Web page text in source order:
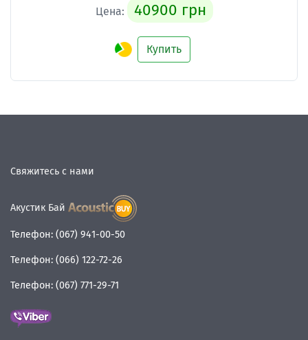
Цена: 40900 грн
Купить
Свяжитесь с нами
Акустик Бай
Телефон: (067) 941-00-50
Телефон: (066) 122-72-26
Телефон: (067) 771-29-71